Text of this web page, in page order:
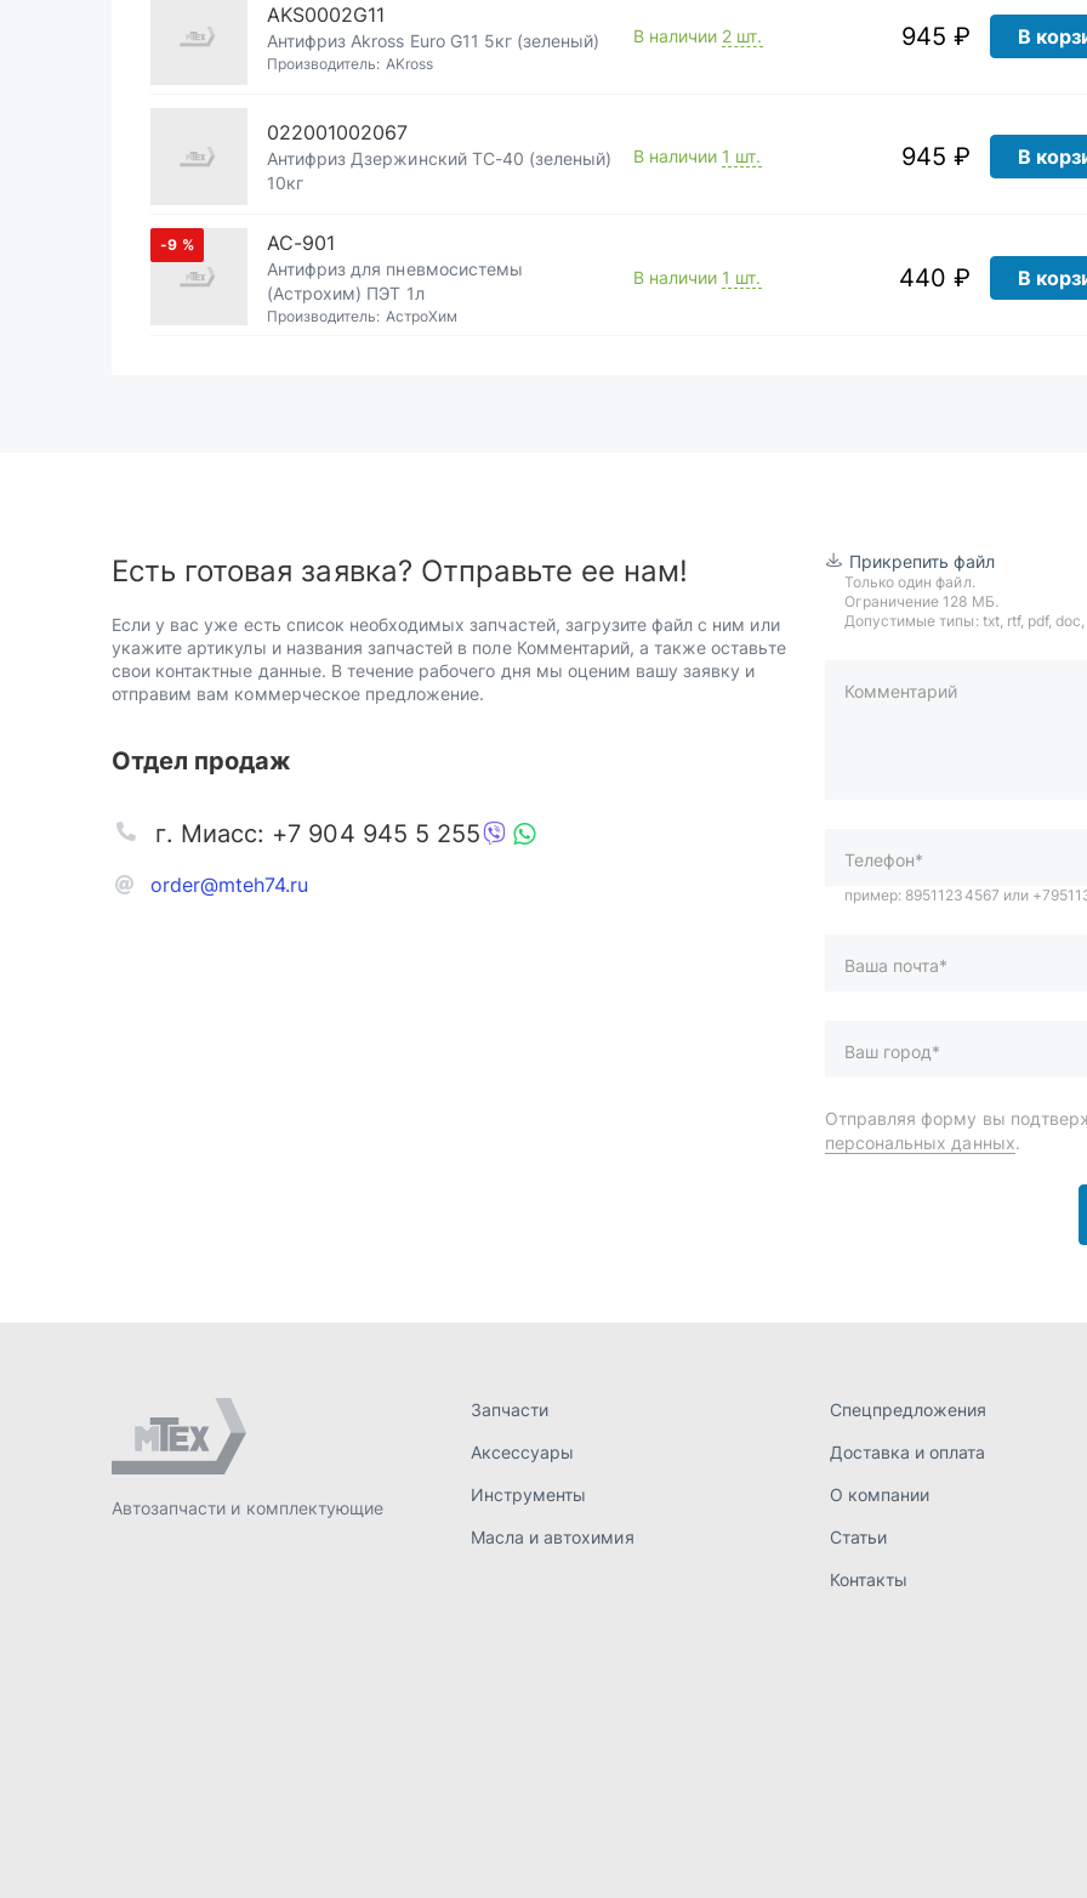
AKS0002G11
Антифриз Akross Euro G11 5кг (зеленый)
Производитель: AKross
В наличии 2 шт. 945 ₽ В
022001002067
Антифриз Дзержинский ТС-40 (зеленый)
10кг
В наличии 1 шт. 945 ₽ В
-9 % АС-901
Антифриз для пневмосистемы
(Астрохим) ПЭТ 1л
Производитель: АстроХим
В наличии 1 шт. 440 ₽ В
Есть готовая заявка? Отправьте ее нам!
Если у вас уже есть список необходимых запчастей, загрузите файл с ним или
укажите артикулы и названия запчастей в поле Комментарий, а также оставьте
свои контактные данные. В течение рабочего дня мы оценим вашу заявку и
отправим вам коммерческое предложение.
Отдел продаж
order@mteh74.ru
г. Миасс: +7 904 945 5 255
Прикрепить файл
Только один файл.
Ограничение 128 МБ.
Допустимые типы: txt, rtf, pdf,
Комментарий
пример: 89511234567 или
Доставка и оплата